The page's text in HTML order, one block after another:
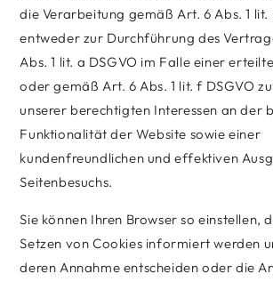
die Verarbeitung gemäß Art. 6 Abs. 1 lit.
entweder zur Durchführung des
Abs. 1 lit. a DSGVO im Falle einer
oder gemäß Art. 6 Abs. 1 lit. f DSGVO
unserer berechtigten Interessen an der
Funktionalität der Website sowie einer
kundenfreundlichen und effektiven
Seitenbesuchs.
Sie können Ihren Browser so einstellen,
Setzen von Cookies informiert werden
deren Annahme entscheiden oder die